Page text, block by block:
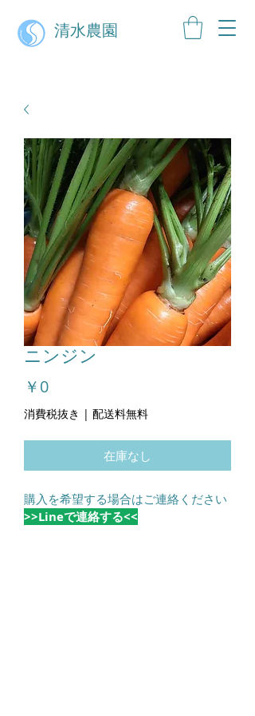
清水農園
ニンジン
￥0価
格
消費税抜き | 配送料無料
在庫なし
購入を希望する場合はご連絡ください
>>Lineで連絡する<<